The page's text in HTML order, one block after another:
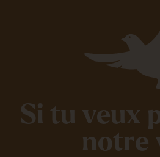
Si tu veux
notre